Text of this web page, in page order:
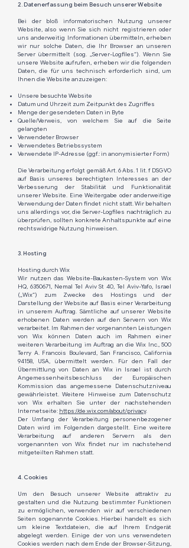
2. Datenerfassung beim Besuch unserer Website
Bei der bloß informatorischen Nutzung unserer
Website, also wenn Sie sich nicht registrieren oder
uns anderweitig Informationen übermitteln, erheben
wir nur solche Daten, die Ihr Browser an unseren
Server übermittelt (sog. „Server-Logfiles“). Wenn Sie
unsere Website aufrufen, erheben wir die folgenden
Daten, die für uns technisch erforderlich sind, um
Ihnen die Website anzuzeigen:
Unsere besuchte Website
Datum und Uhrzeit zum Zeitpunkt des Zugriffes
Menge der gesendeten Daten in Byte
Quelle/Verweis, von welchem Sie auf die Seite
gelangten
Verwendeter Browser
Verwendetes Betriebssystem
Verwendete IP-Adresse (ggf.: in anonymisierter Form)
Die Verarbeitung erfolgt gemäß Art. 6 Abs. 1 lit. f DSGVO
auf Basis unseres berechtigten Interesses an der
Verbesserung der Stabilität und Funktionalität
unserer Website. Eine Weitergabe oder anderweitige
Verwendung der Daten findet nicht statt. Wir behalten
uns allerdings vor, die Server-Logfiles nachträglich zu
überprüfen, sollten konkrete Anhaltspunkte auf eine
rechtswidrige Nutzung hinweisen.
3. Hosting
Hosting durch Wix
Wir nutzen das Website-Baukasten-System von Wix
HQ, 6350671, Nemal Tel Aviv St 40, Tel Aviv-Yafo, Israel
(„Wix“) zum Zwecke des Hostings und der
Darstellung der Website auf Basis einer Verarbeitung
in unserem Auftrag. Sämtliche auf unserer Website
erhobenen Daten werden auf den Servern von Wix
verarbeitet. Im Rahmen der vorgenannten Leistungen
von Wix können Daten auch im Rahmen einer
weiteren Verarbeitung im Auftrag an die Wix Inc., 500
Terry A. Francois Boulevard, San Francisco, California
94158, USA, übermittelt werden. Für den Fall der
Übermittlung von Daten an Wix in Israel ist durch
Angemessenheitsbeschluss der Europäischen
Kommission das angemessene Datenschutzniveau
gewährleistet. Weitere Hinweise zum Datenschutz
von Wix erhalten Sie unter der nachstehenden
Internetseite: https://de.wix.com/about/privacy.
Der Umfang der Verarbeitung personenbezogener
Daten wird im Folgenden dargestellt. Eine weitere
Verarbeitung auf anderen Servern als den
vorgenannten von Wix findet nur im nachstehend
mitgeteilten Rahmen statt.
4. Cookies
Um den Besuch unserer Website attraktiv zu
gestalten und die Nutzung bestimmter Funktionen
zu ermöglichen, verwenden wir auf verschiedenen
Seiten sogenannte Cookies. Hierbei handelt es sich
um kleine Textdateien, die auf Ihrem Endgerät
abgelegt werden. Einige der von uns verwendeten
Cookies werden nach dem Ende der Browser-Sitzung,